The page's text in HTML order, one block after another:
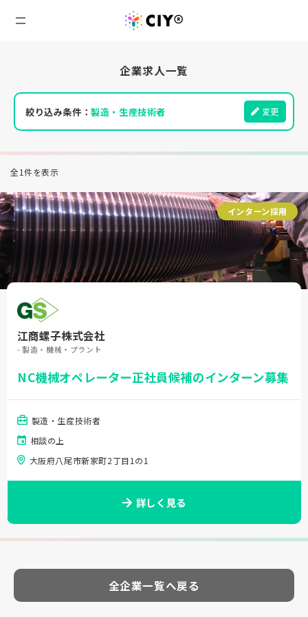
企業求人一覧
絞り込み条件：製造・生産技術者 変更
全1件を表示
インターン採用
江商螺子株式会社
- 製造・機械・プラント
NC機械オペレーター正社員候補のインターン募集
製造・生産技術者
相談の上
大阪府八尾市新家町2丁目1の1
詳しく見る
全企業一覧へ戻る